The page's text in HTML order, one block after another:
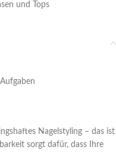
und Tops
Nagelstyling – das ist
sorgt dafür, dass Ihre